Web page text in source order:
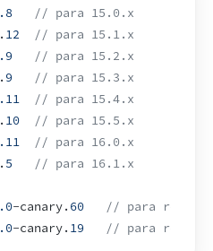
.8
// para 15.0.x
. 12
// para 15.1.x
.9
// para 15.2.x
. 9
// para 15.3.x
.11
// para 15.4.x
. 10
// para 15.5.x
.11
// para 16.0.x
. 5 // para 16.1.x
.0-canary. 60
// para
.0-canary. 19 // para